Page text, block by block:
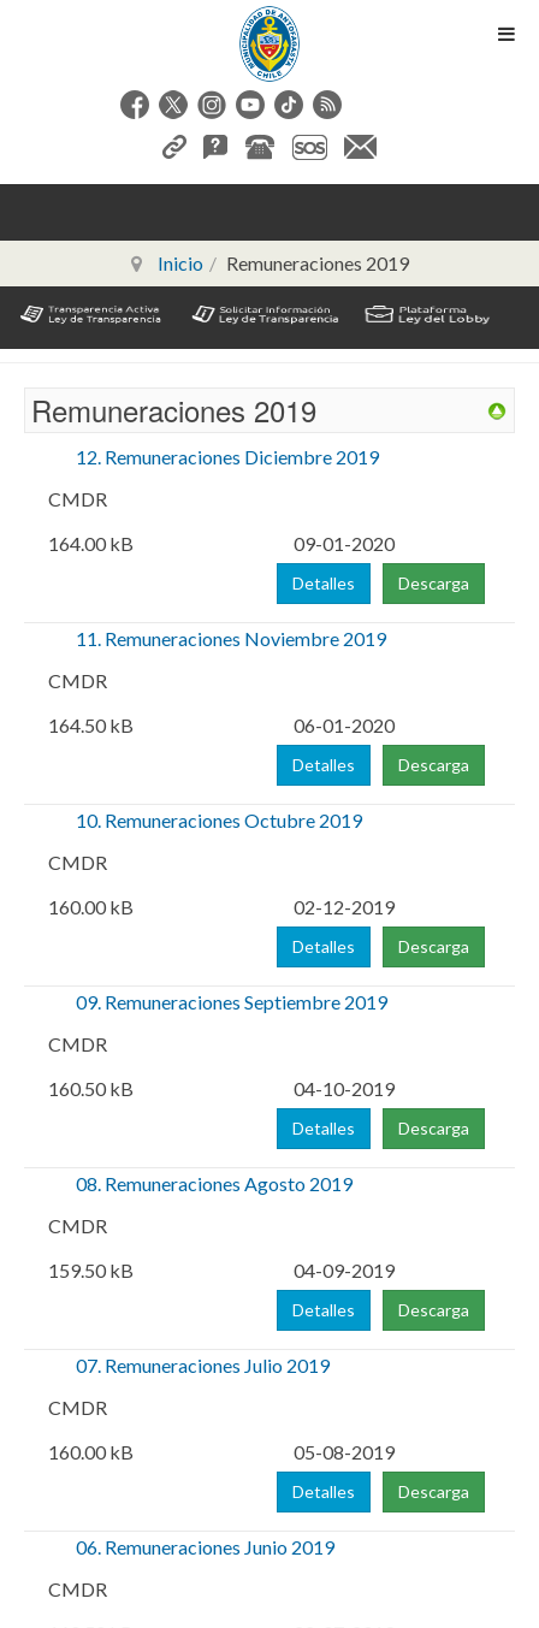
Inicio Remuneraciones 2019
Remuneraciones 2019
12. Remuneraciones Diciembre 2019
CMDR
164.00 kB
09-01-2020
Descarga
Detalles
11. Remuneraciones Noviembre 2019
CMDR
164.50 kB
06-01-2020
Descarga
Detalles
10. Remuneraciones Octubre 2019
CMDR
160.00 kB
02-12-2019
Descarga
Detalles
09. Remuneraciones Septiembre 2019
CMDR
160.50 kB
04-10-2019
Descarga
Detalles
08. Remuneraciones Agosto 2019
CMDR
159.50 kB
04-09-2019
Descarga
Detalles
07. Remuneraciones Julio 2019
CMDR
160.00 kB
05-08-2019
Descarga
Detalles
06. Remuneraciones Junio 2019
CMDR